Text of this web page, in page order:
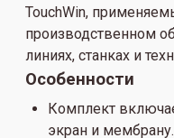
TouchWin,
производственном
линиях, станках и
Особенности
Комплект
экран и мембрану.